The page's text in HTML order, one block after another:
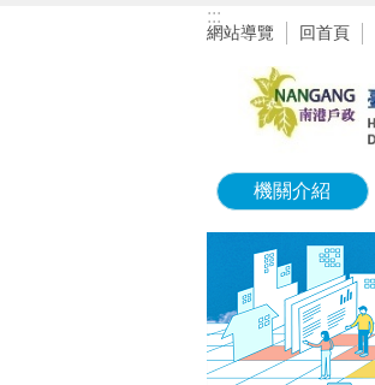
:::
網站導覽 回首頁
機關介紹